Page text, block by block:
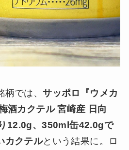
柄では、サッポロ『ウメカ
酒カクテル 宮崎産 日向
12.0g、350ml缶42.0gで
カクテルという結果に。ロ